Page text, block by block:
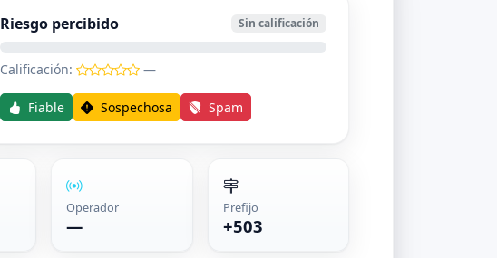
Riesgo percibido Sin calificación
Calificación: —
Fiable Sospechosa Spam
Operador
—
Prefijo
+503